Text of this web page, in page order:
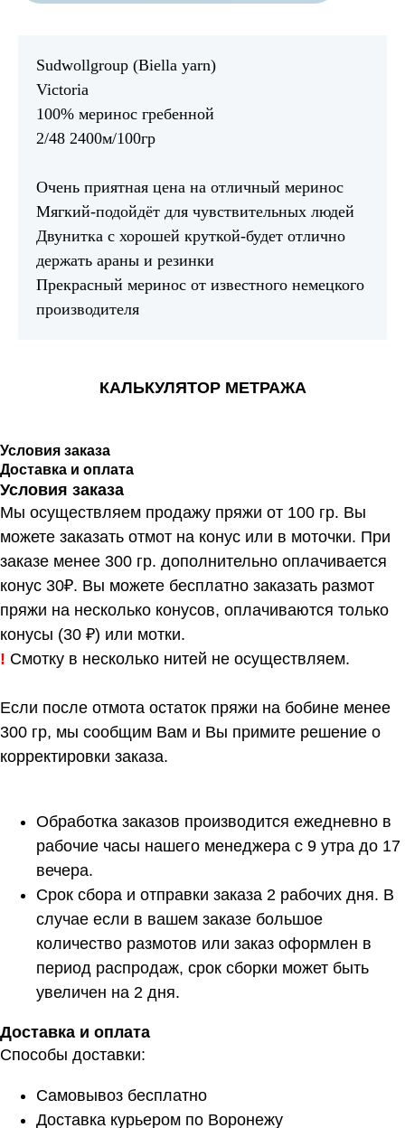
Sudwollgroup (Biella yarn)
Victoria
100% меринос гребенной
2/48 2400м/100гр
Очень приятная цена на отличный меринос
Мягкий-подойдёт для чувствительных людей
Двунитка с хорошей круткой-будет отлично
держать араны и резинки
Прекрасный меринос от известного немецкого
производителя
КАЛЬКУЛЯТОР МЕТРАЖА
Условия заказа
Доставка и оплата
Условия заказа
Мы осуществляем продажу пряжи от 100 гр. Вы
можете заказать отмот на конус или в моточки. При
заказе менее 300 гр. дополнительно оплачивается
конус 30₽. Вы можете бесплатно заказать размот
пряжи на несколько конусов, оплачиваются только
конусы (30 ₽) или мотки.
! Смотку в несколько нитей не осуществляем.
Если после отмота остаток пряжи на бобине менее
300 гр, мы сообщим Вам и Вы примите решение о
корректировки заказа.
Обработка заказов производится ежедневно в
рабочие часы нашего менеджера с 9 утра до 17
вечера.
Срок сбора и отправки заказа 2 рабочих дня. В
случае если в вашем заказе большое
количество размотов или заказ оформлен в
период распродаж, срок сборки может быть
увеличен на 2 дня.
Доставка и оплата
Способы доставки:
Самовывоз бесплатно
Доставка курьером по Воронежу